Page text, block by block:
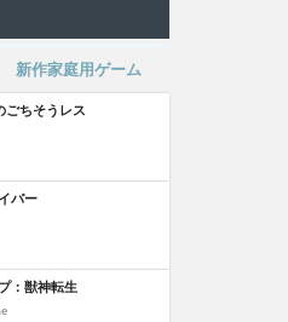
新作家庭用ゲーム
ごちそうレス
バー
：獣神転生